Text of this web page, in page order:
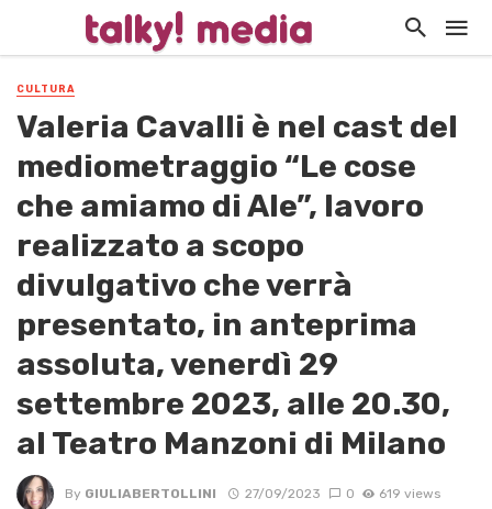
CULTURA
Valeria Cavalli è nel cast del
mediometraggio “Le cose
che amiamo di Ale”, lavoro
realizzato a scopo
divulgativo che verrà
presentato, in anteprima
assoluta, venerdì 29
settembre 2023, alle 20.30,
al Teatro Manzoni di Milano
By GIULIABERTOLLINI 27/09/2023 0 619 views